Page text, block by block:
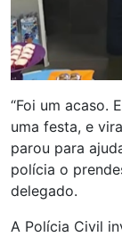
“Foi um acaso.
uma festa, e
parou para
polícia o
delegado.
A Polícia Civil